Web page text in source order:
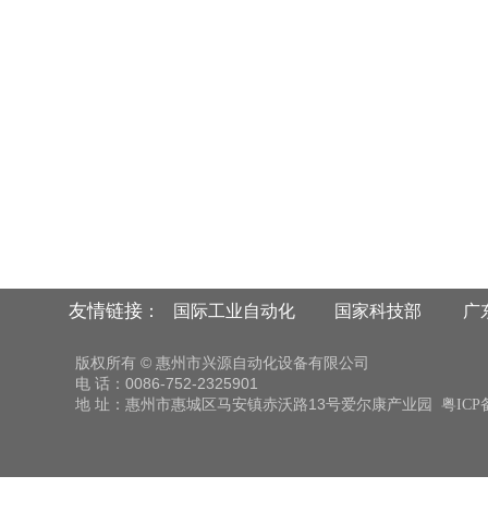
国际工业自动化 广
版权所有 © 惠州市兴源自动化设备有限公司
电 话：0086-752-2325901
地 址：惠州市惠城区马安镇赤沃路13号爱尔康产业园 粤ICP
友情链接 ： 国家科技部